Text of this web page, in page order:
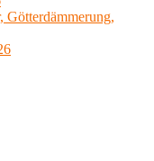
Götterdämmerung,